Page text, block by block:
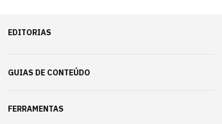
EDITORIAS
GUIAS DE CONTEÚDO
FERRAMENTAS